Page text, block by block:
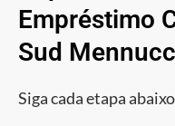
Empréstimo
Sud
Siga cada etapa